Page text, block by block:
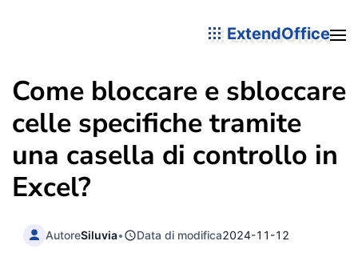
ExtendOffice
Come bloccare e sbloccare
celle specifiche tramite
una casella di controllo in
Excel?
AutoreSiluvia• Data di modifica2024-11-12